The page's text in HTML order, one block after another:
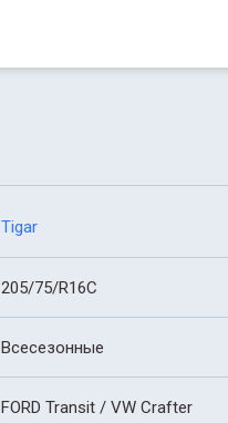
Tigar
205/75/R16C
Всесезонные
FORD Transit / VW Crafter